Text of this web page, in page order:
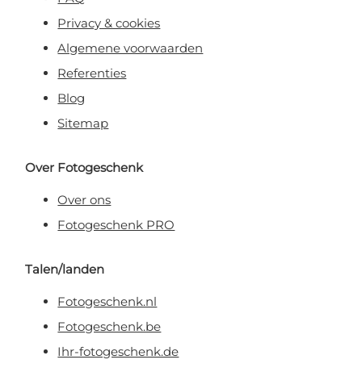
Privacy & cookies
Algemene voorwaarden
Referenties
Blog
Sitemap
Over Fotogeschenk
Over ons
Fotogeschenk PRO
Talen/landen
Fotogeschenk.nl
Fotogeschenk.be
Ihr-fotogeschenk.de